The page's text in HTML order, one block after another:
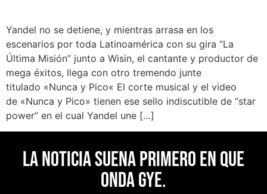
Yandel no se detiene, y mientras arrasa en los
escenarios por toda Latinoamérica con su gira “La
Última Misión” junto a Wisin, el cantante y productor de
mega éxitos, llega con otro tremendo junte
titulado «Nunca y Pico« El corte musical y el video
de «Nunca y Pico» tienen ese sello indiscutible de “star
power” en el cual Yandel une […]
La noticia suena primero en Que
Onda Gye.